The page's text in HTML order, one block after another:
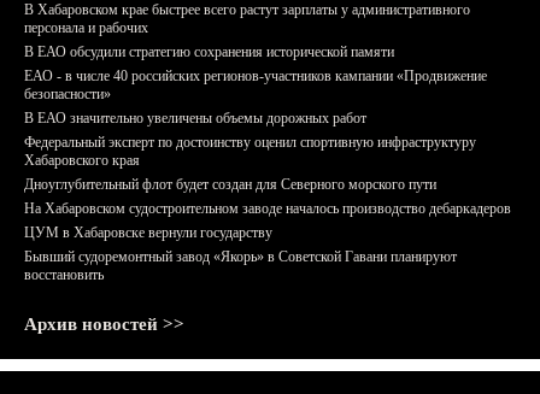
В Хабаровском крае быстрее всего растут зарплаты у административного
персонала и рабочих
В ЕАО обсудили стратегию сохранения исторической памяти
ЕАО - в числе 40 российских регионов-участников кампании «Продвижение
безопасности»
В ЕАО значительно увеличены объемы дорожных работ
Федеральный эксперт по достоинству оценил спортивную инфраструктуру
Хабаровского края
Дноуглубительный флот будет создан для Северного морского пути
На Хабаровском судостроительном заводе началось производство дебаркадеров
ЦУМ в Хабаровске вернули государству
Бывший судоремонтный завод «Якорь» в Советской Гавани планируют
восстановить
Архив новостей >>